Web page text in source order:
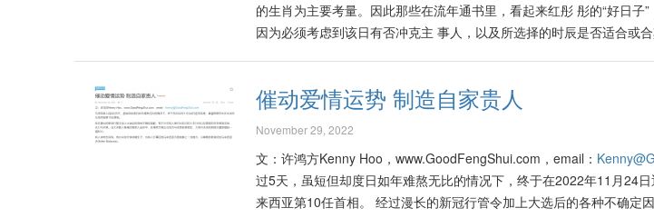
的生肖为主要考量。因此那些在流年通书里，看起来红彤 彤的“好日子
因为必须考虑到该日有否冲克主 事人，以及所选择的时辰是否适合或
件，当法官无法在当庭作出裁决时，也会择日另行宣判。曾听闻一些人
日是多此一举，或者是流于迷信的行为，因此对此嗤之以鼻。他们认为
子！然而个人认为这是见仁见智的看法，并有所保留。因为当一些人
里看得出来）没那么好的时候，往往会不经意地在一些带冲克元素的
引出各种问题，或引导出各种各样的挑战。 Source: https://
催动爱情运势 制造自家贵人
November 29, 2022
文：许鸿方Kenny Hoo，www.GoodFengShui.com，email：
过5天，虽短但却度日如年难熬无比的情况下，终于在2022年11月24
来西亚第10任首相。 经过漫长的新冠行管令加上大选后的各种不确定